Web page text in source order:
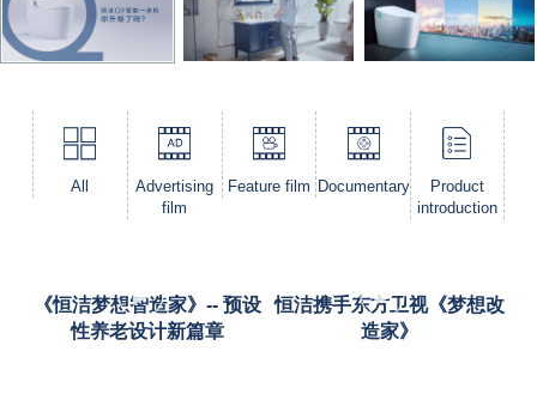
All
Advertising
film
Feature film Documentary
Product
introduction
《恒洁梦想智造家》-- 预设
性养老设计新篇章
恒洁携手东方卫视《梦想改
造家》